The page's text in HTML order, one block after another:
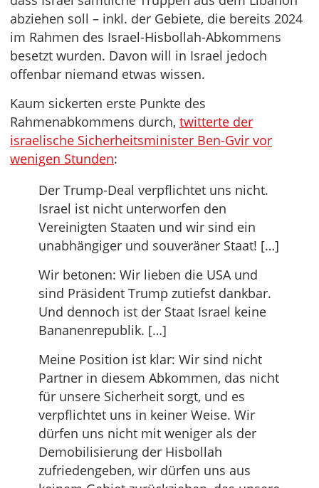
abziehen soll – inkl. der Gebiete, die bereits 2024
im Rahmen des Israel-Hisbollah-Abkommens
besetzt wurden. Davon will in Israel jedoch
offenbar niemand etwas wissen.
Kaum sickerten erste Punkte des
Rahmenabkommens durch, twitterte der
israelische Sicherheitsminister Ben-Gvir vor
wenigen Stunden:
Der Trump-Deal verpflichtet uns nicht.
Israel ist nicht unterworfen den
Vereinigten Staaten und wir sind ein
unabhängiger und souveräner Staat! […]
Wir betonen: Wir lieben die USA und
sind Präsident Trump zutiefst dankbar.
Und dennoch ist der Staat Israel keine
Bananenrepublik. […]
Meine Position ist klar: Wir sind nicht
Partner in diesem Abkommen, das nicht
für unsere Sicherheit sorgt, und es
verpflichtet uns in keiner Weise. Wir
dürfen uns nicht mit weniger als der
Demobilisierung der Hisbollah
zufriedengeben, wir dürfen uns aus